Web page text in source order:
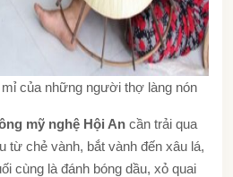
của những người thợ làng nón
mỹ nghệ Hội An cần trải qua
từ chẻ vành, bắt vành đến xâu lá,
cùng là đánh bóng dầu, xỏ quai